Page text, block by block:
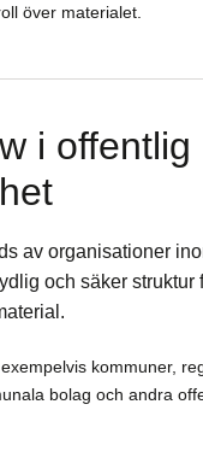
över materialet.
i offentlig
av organisationer
och säker struktur
kommuner,
bolag och andra